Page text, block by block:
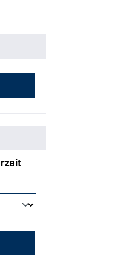
Wert ein oder
Wert ein oder